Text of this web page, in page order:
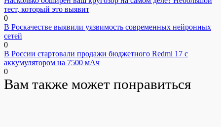
тест, который это выявит
0
В Роскачестве выявили уязвимость современных нейронных
сетей
0
В России стартовали продажи бюджетного Redmi 17 с
аккумулятором на 7500 мАч
0
Вам также может понравиться